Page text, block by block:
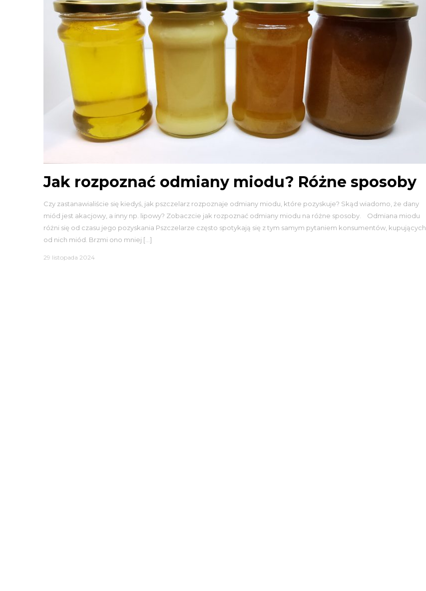
Jak rozpoznać odmiany miodu? Różne sposoby
Czy zastanawialiście się kiedyś, jak pszczelarz rozpoznaje odmiany miodu, które pozyskuje? Skąd wiadomo, że dany
miód jest akacjowy, a inny np. lipowy? Zobaczcie jak rozpoznać odmiany miodu na różne sposoby. Odmiana miodu
różni się od czasu jego pozyskania Pszczelarze często spotykają się z tym samym pytaniem konsumentów, kupujących
od nich miód. Brzmi ono mniej […]
29 listopada 2024